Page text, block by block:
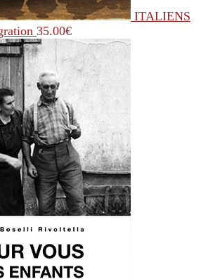
ITALIENS
35.00€